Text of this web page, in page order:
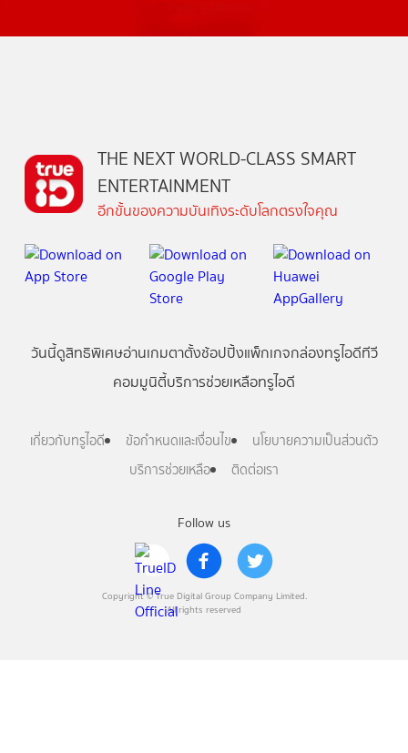
Follow us
Copyright © True Digital Group Company Limited.
All rights reserved
THE NEXT WORLD-CLASS SMART
ENTERTAINMENT
อีกขั้นของความบันเทิงระดับโลกตรงใจคุณ
วันนี้ดูสิทธิพิเศษอ่านเกมตาตั้งช้อปปิ้งแพ็กเกจกล่องทรูไอดีทีวี
คอมมูนิตี้บริการช่วยเหลือทรูไอดี
เกี่ยวกับทรูไอดี ข้อกำหนดและเงื่อนไข
นโยบายความเป็นส่วนตัว
บริการช่วยเหลือ
ติดต่อเรา